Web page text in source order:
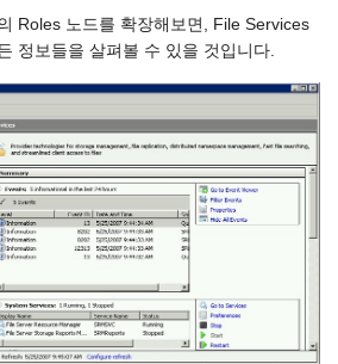
Roles 노드를 확장해보면, File Services
정보들을 살펴볼 수 있을 것입니다.